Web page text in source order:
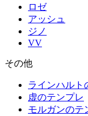
ロゼ
アッシュ
ジノ
VV
その他
ラインハルト
虚のテンプレ
モルガンのテ